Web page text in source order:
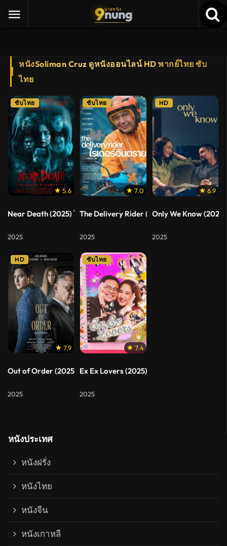
9นายหนัง
nung
หนังSoliman Cruz ดูหนังออนไลน์ HD พากย์ไทย ซับ
ไทย
5.6
ซับไทย
Near Death (2025) ใกล้ตาย
2025
7.0
ซับไทย
The Delivery Rider (2025) ไรเดอร์อันตราย
2025
6.9
HD
Only We Know
2025
7.9
HD
Out of Order (2025) เอาท์ ออฟ ออร์เดอร์
2025
7.4
ซับไทย
Ex Ex Lovers (2025) อดีตแฟนเก่า
2025
หนังประเทศ
หนังฝรั่ง
หนังไทย
หนังจีน
หนังเกาหลี